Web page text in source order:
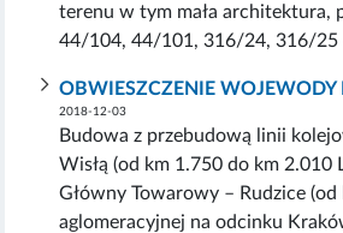
terenu w tym mała architektura,
44/104, 44/101, 316/24, 316/25
OBWIESZCZENIE
2018-12-03
Budowa z przebudową linii
Wisłą (od km 1.750 do km
Główny Towarowy – Rudzice
aglomeracyjnej na odcinku